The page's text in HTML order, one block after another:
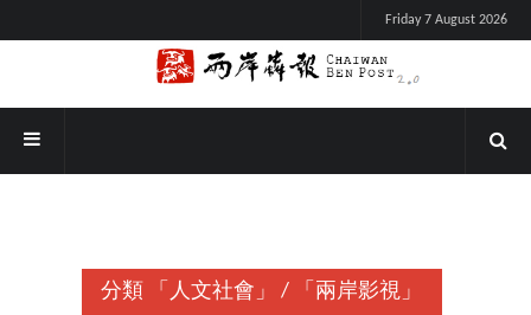
Friday 7 August 2026
分類 「人文社會」 / 「兩岸影視」